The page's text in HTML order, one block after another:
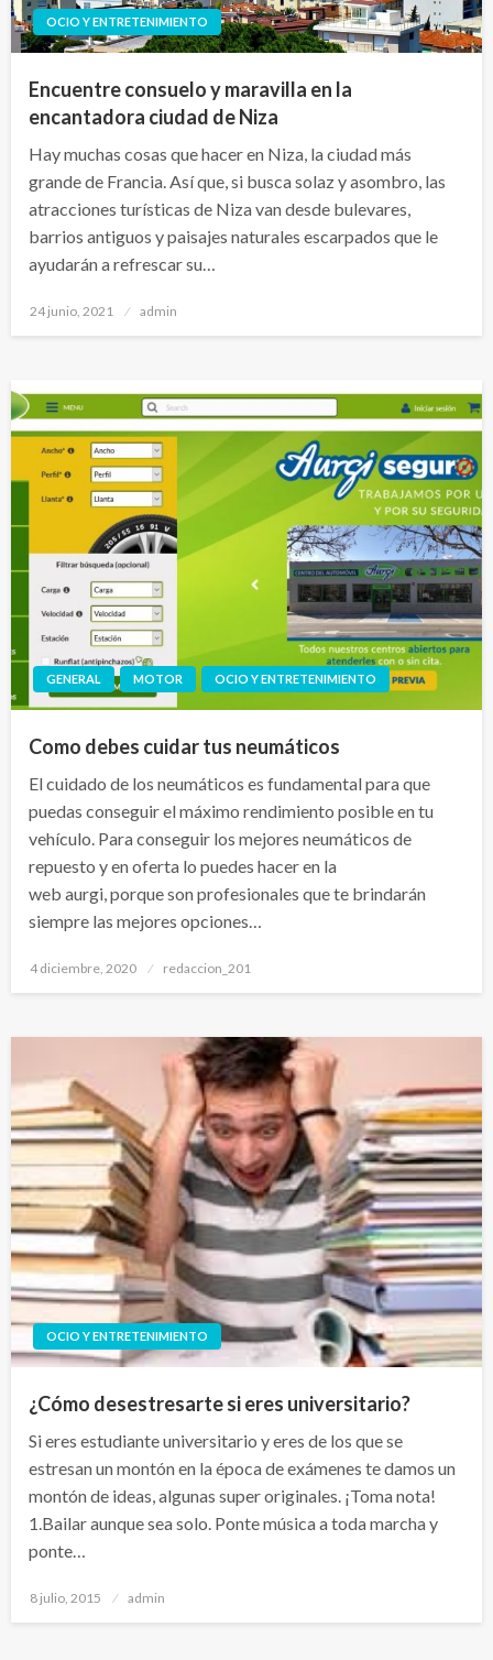
OCIO Y ENTRETENIMIENTO
Encuentre consuelo y maravilla en la
encantadora ciudad de Niza
Hay muchas cosas que hacer en Niza, la ciudad más
grande de Francia. Así que, si busca solaz y asombro, las
atracciones turísticas de Niza van desde bulevares,
barrios antiguos y paisajes naturales escarpados que le
ayudarán a refrescar su…
Publicado
24 junio, 2021 admin
GENERAL MOTOR OCIO Y ENTRETENIMIENTO
Como debes cuidar tus neumáticos
El cuidado de los neumáticos es fundamental para que
puedas conseguir el máximo rendimiento posible en tu
vehículo. Para conseguir los mejores neumáticos de
repuesto y en oferta lo puedes hacer en la
web aurgi, porque son profesionales que te brindarán
siempre las mejores opciones…
Publicado
4 diciembre, 2020 redaccion_201
OCIO Y ENTRETENIMIENTO
¿Cómo desestresarte si eres universitario?
Si eres estudiante universitario y eres de los que se
estresan un montón en la época de exámenes te damos un
montón de ideas, algunas super originales. ¡Toma nota!
1.Bailar aunque sea solo. Ponte música a toda marcha y
ponte…
Publicado
8 julio, 2015 admin